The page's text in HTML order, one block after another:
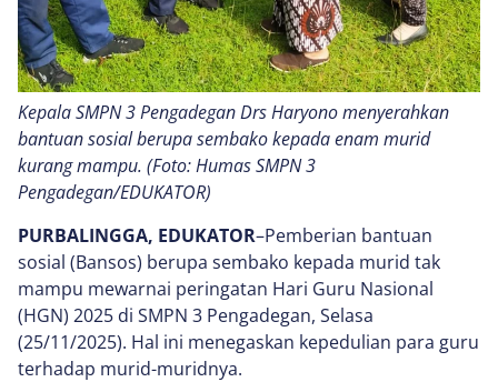
Kepala SMPN 3 Pengadegan Drs Haryono menyerahkan
bantuan sosial berupa sembako kepada enam murid
kurang mampu. (Foto: Humas SMPN 3
Pengadegan/EDUKATOR)
PURBALINGGA, EDUKATOR–Pemberian bantuan
sosial (Bansos) berupa sembako kepada murid tak
mampu mewarnai peringatan Hari Guru Nasional
(HGN) 2025 di SMPN 3 Pengadegan, Selasa
(25/11/2025). Hal ini menegaskan kepedulian para guru
terhadap murid-muridnya.